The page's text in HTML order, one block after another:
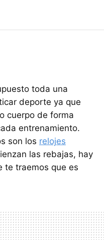
toda una
deporte ya que
cuerpo de forma
entrenamiento.
son los relojes
las rebajas, hay
te traemos que es